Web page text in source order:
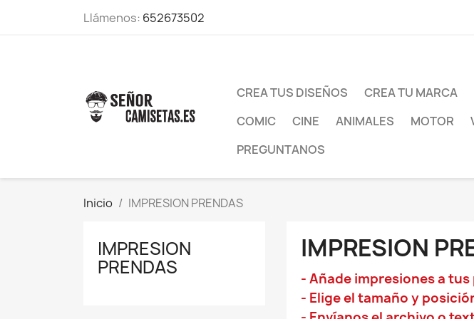
Llámenos: 652673502
CREA TUS DISEÑOS CREA TU MARCA
COMIC
CINE ANIMALES MOTOR
PREGUNTANOS
Inicio IMPRESION PRENDAS
IMPRESION
PRENDAS
IMPRESION
- Añade impresiones a tus
- Elige el tamaño y